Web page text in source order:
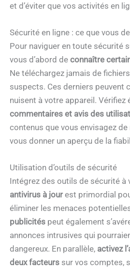
et d’éviter que vos activités en
Sécurité en ligne : ce que vous
Pour naviguer en toute sécurité
vous d’abord de connaître
Ne téléchargez jamais de
suspects. Ces derniers peuvent
nuisent à votre appareil. Vérifiez
commentaires et avis des
contenus que vous envisagez de
vous donner un aperçu de la
Utilisation d’outils de sécurité
Intégrez des outils de sécurité à
antivirus à jourest primordial
éliminer les menaces
publicités peut également
annonces intrusives qui
dangereux. En parallèle, activez
deux facteurs sur vos comptes,